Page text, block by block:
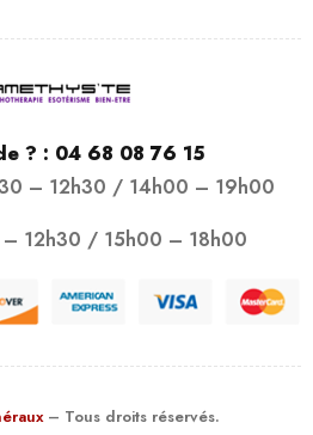
? : 04 68 08 76 15
– 12h30 / 14h00 – 19h00
– 12h30 / 15h00 – 18h00
– Tous droits réservés.